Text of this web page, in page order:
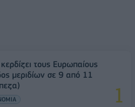
τους Ευρωπαίους
μεριδίων σε 9 από 11